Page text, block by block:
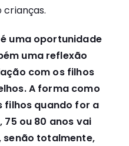
crianças.
uma oportunidade
uma reflexão
com os filhos
A forma como
filhos quando for a
75 ou 80 anos vai
senão totalmente,